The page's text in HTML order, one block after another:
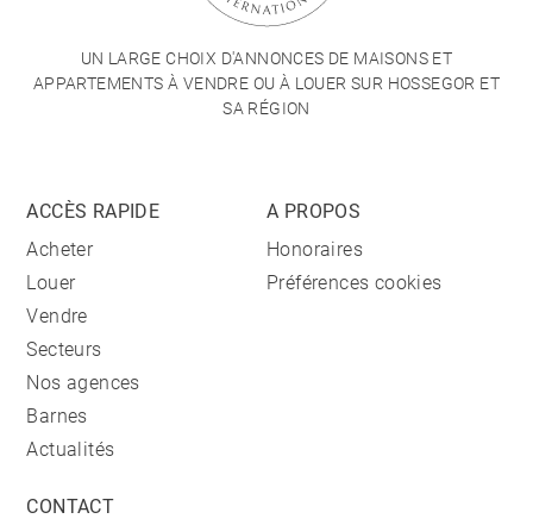
UN LARGE CHOIX D'ANNONCES DE MAISONS ET
APPARTEMENTS À VENDRE OU À LOUER SUR HOSSEGOR ET
SA RÉGION
ACCÈS RAPIDE
Acheter
Louer
Vendre
Secteurs
Nos agences
Barnes
Actualités
A PROPOS
Honoraires
Préférences cookies
CONTACT